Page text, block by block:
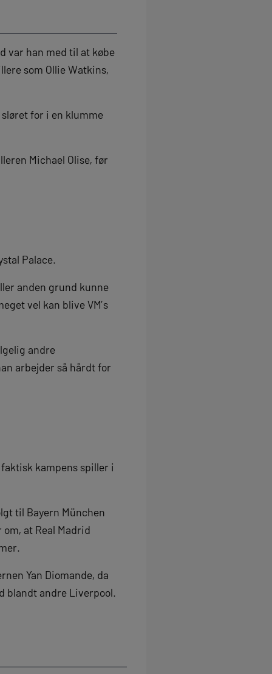
var han med til at købe
som Ollie Watkins,
for i en klumme
Michael Olise, før
Palace.
anden grund kunne
vel kan blive VM’s
andre
arbejder så hårdt for
kampens spiller i
til Bayern München
at Real Madrid
Yan Diomande, da
blandt andre Liverpool.